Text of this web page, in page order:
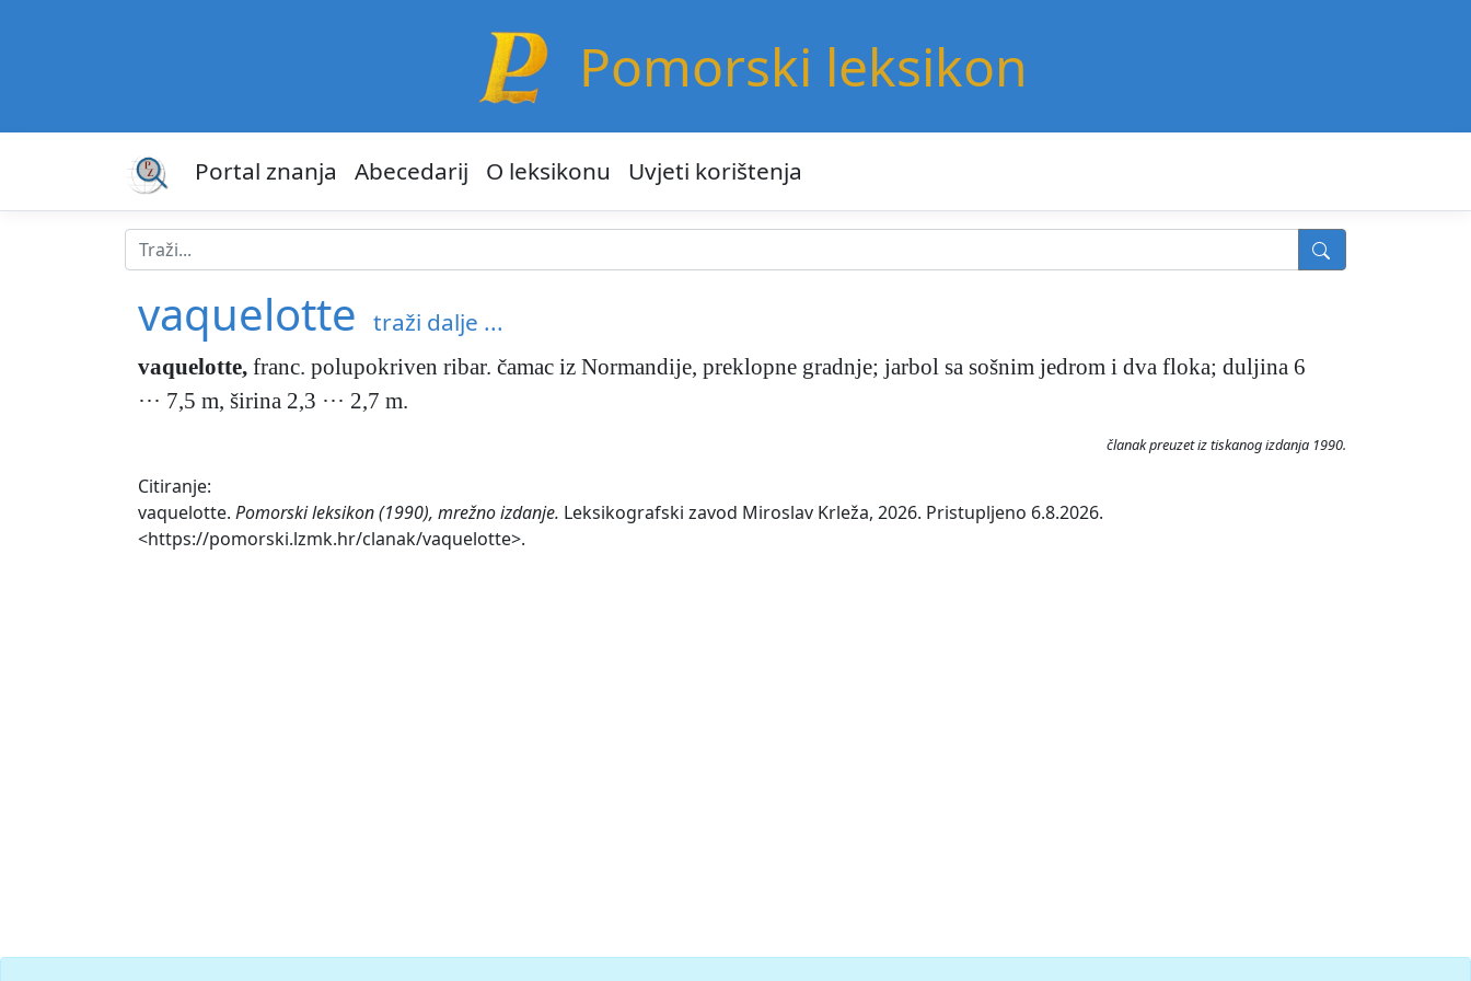
Pomorski leksikon
Portal znanja Abecedarij O leksikonu Uvjeti korištenja
vaquelotte traži dalje ...
vaquelotte, franc. polupokriven ribar. čamac iz Normandije, preklopne gradnje; jarbol sa sošnim jedrom i dva floka; duljina 6
··· 7,5 m, širina 2,3 ··· 2,7 m.
članak preuzet iz tiskanog izdanja 1990.
Citiranje:
vaquelotte. Pomorski leksikon (1990), mrežno izdanje. Leksikografski zavod Miroslav Krleža, 2026. Pristupljeno 6.8.2026.
<https://pomorski.lzmk.hr/clanak/vaquelotte>.